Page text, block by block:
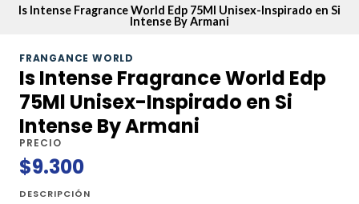
Is Intense Fragrance World Edp 75Ml Unisex-Inspirado en Si
Intense By Armani
FRANGANCE WORLD
Is Intense Fragrance World Edp
75Ml Unisex-Inspirado en Si
Intense By Armani
PRECIO
$9.300
DESCRIPCIÓN